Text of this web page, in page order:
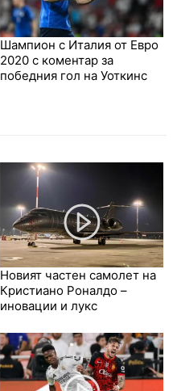
Шампион с Италия от Евро
2020 с коментар за
победния гол на Уоткинс
Новият частен самолет на
Кристиано Роналдо –
иновации и лукс